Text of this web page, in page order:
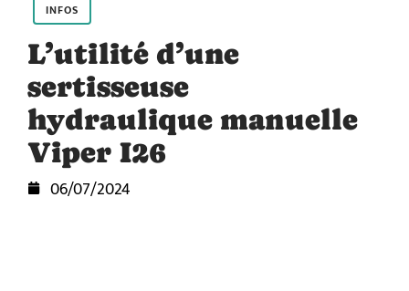
INFOS
L’utilité d’une
sertisseuse
hydraulique manuelle
Viper I26
06/07/2024